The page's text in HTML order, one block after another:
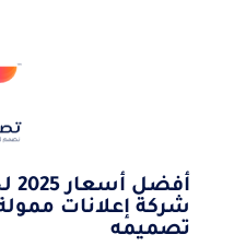
شركة إعلانات
تصميمه